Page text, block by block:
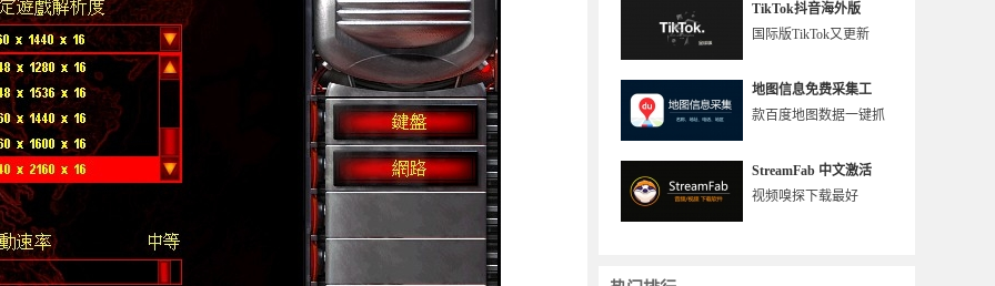
TikTok抖音海外版
国际版TikTok又更新
地图信息免费采集工
款百度地图数据一键抓
StreamFab 中文激活
视频嗅探下载最好